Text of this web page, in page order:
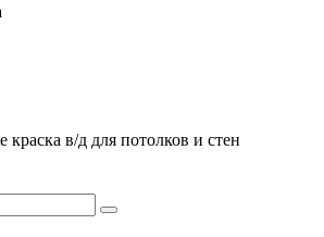
в/д для потолков и стен